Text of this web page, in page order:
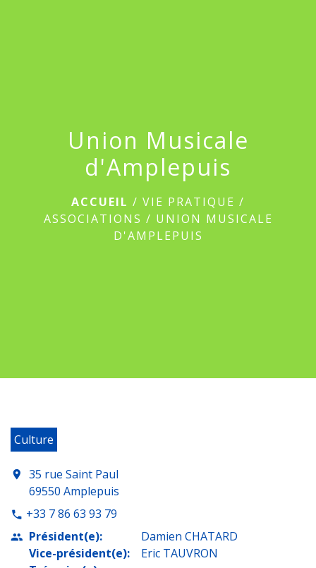
Union Musicale
d'Amplepuis
ACCUEIL / VIE PRATIQUE /
ASSOCIATIONS / UNION MUSICALE
D'AMPLEPUIS
Culture
location_on
35 rue Saint Paul
69550 Amplepuis
phone +33 7 86 63 93 79
people Président(e):
Vice-président(e):
Damien CHATARD
Eric TAUVRON